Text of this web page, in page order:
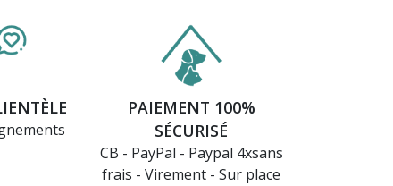
PAIEMENT 100%
SÉCURISÉ
CB - PayPal - Paypal 4xsans
frais - Virement - Sur place